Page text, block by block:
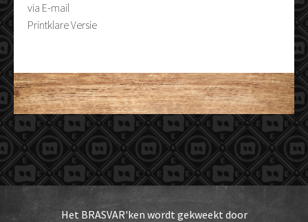
via E-mail
Printklare Versie
Het BRASVAR'ken wordt gekweekt door